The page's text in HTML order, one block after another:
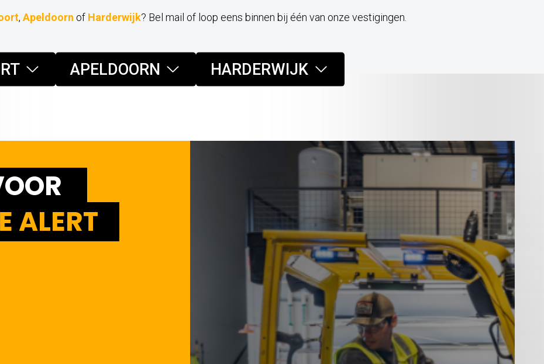
, Apeldoorn of Harderwijk? Bel mail of loop eens binnen bij één van onze vestigingen.
APELDOORN HARDERWIJK
ALERT